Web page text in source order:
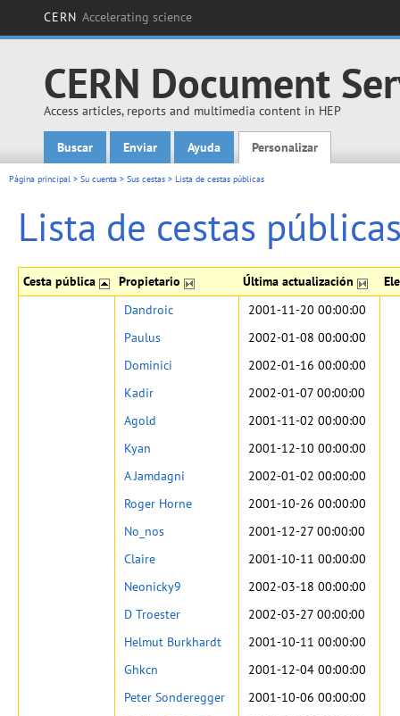
CERN Accelerating science
CERN Document
Access articles, reports and multimedia content in HEP
Main menu
Buscar Enviar Ayuda Personalizar
Página principal > Su cuenta > Sus cestas > Lista de cestas públicas
Lista de cestas
Cesta pública Propietario Última actualización
Dandroic
2001-11-20 00:00:00
Paulus
2002-01-08 00:00:00
Dominici
2002-01-16 00:00:00
Kadir
2002-01-07 00:00:00
Agold
2001-11-02 00:00:00
Kyan
2001-12-10 00:00:00
A Jamdagni
2002-01-02 00:00:00
Roger Horne
2001-10-26 00:00:00
No_nos
2001-12-27 00:00:00
Claire
2001-10-11 00:00:00
Neonicky9
2002-03-18 00:00:00
D Troester
2002-03-27 00:00:00
Helmut Burkhardt
2001-10-11 00:00:00
Ghkcn
2001-12-04 00:00:00
Peter Sonderegger
2001-10-06 00:00:00